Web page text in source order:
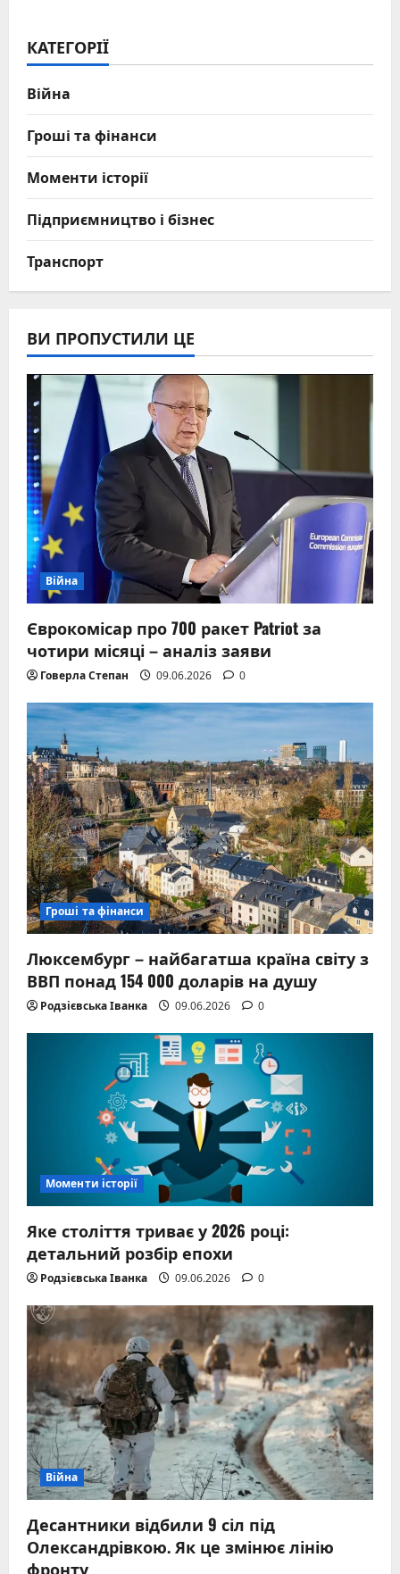
КАТЕГОРІЇ
Війна
Гроші та фінанси
Моменти історії
Підприємництво і бізнес
Транспорт
ВИ ПРОПУСТИЛИ ЦЕ
Війна
Єврокомісар про 700 ракет Patriot за
чотири місяці – аналіз заяви
Говерла Степан 09.06.2026 0
Гроші та фінанси
Люксембург – найбагатша країна світу з
ВВП понад 154 000 доларів на душу
Родзієвська Іванка 09.06.2026 0
Моменти історії
Яке століття триває у 2026 році:
детальний розбір епохи
Родзієвська Іванка 09.06.2026 0
Війна
Десантники відбили 9 сіл під
Олександрівкою. Як це змінює лінію
фронту